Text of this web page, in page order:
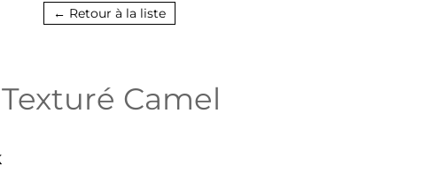
← Retour à la liste
Camel